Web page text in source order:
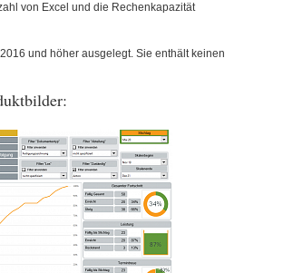
von Excel und die Rechenkapazität
und höher ausgelegt. Sie enthält keinen